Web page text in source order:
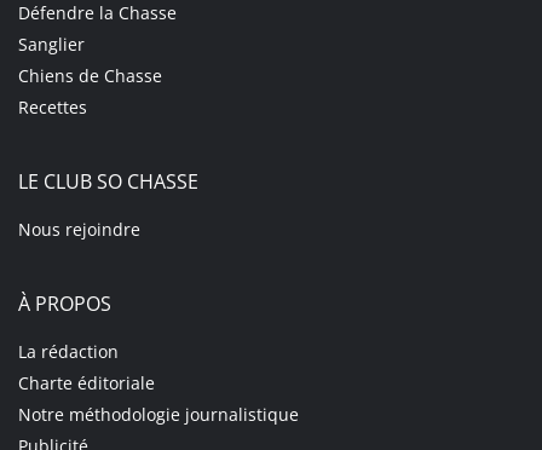
Défendre la Chasse
Sanglier
Chiens de Chasse
Recettes
LE CLUB SO CHASSE
Nous rejoindre
À PROPOS
La rédaction
Charte éditoriale
Notre méthodologie journalistique